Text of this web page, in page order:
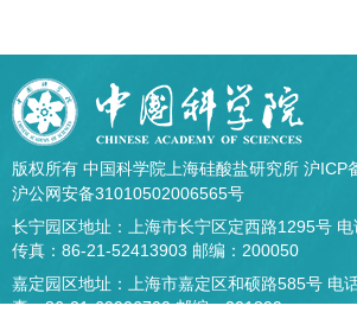
版权所有 中国科学院上海硅酸盐研究所 沪ICP
沪公网安备31010502006565号
长宁园区地址：上海市长宁区定西路1295号
传真：86-21-52413903 邮编：200050
嘉定园区地址：上海市嘉定区和硕路585号 电
真：86-21-69906700 邮编：201899